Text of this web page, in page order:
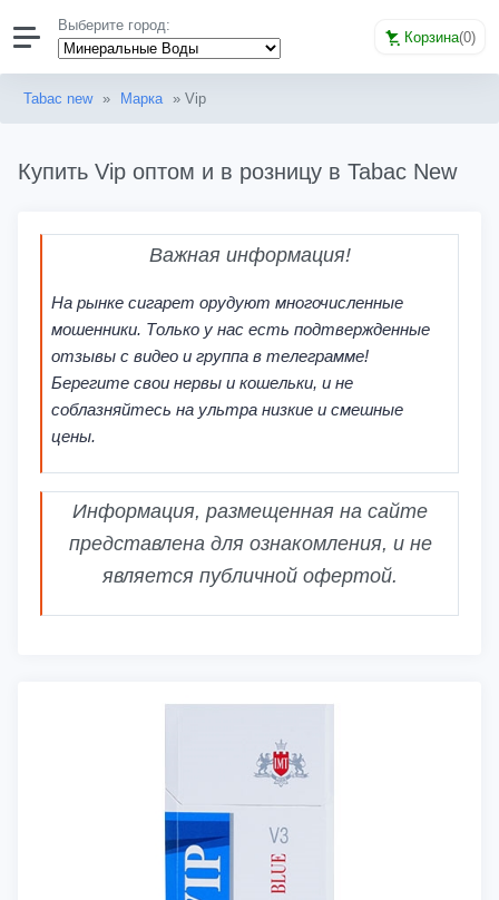
Выберите город:
Корзина(0)
Tabac new » Марка » Vip
Купить Vip оптом и в розницу в Tabac New
Важная информация!
На рынке сигарет орудуют многочисленные
мошенники. Только у нас есть подтвержденные
отзывы с видео и группа в телеграмме!
Берегите свои нервы и кошельки, и не
соблазняйтесь на ультра низкие и смешные
цены.
Информация, размещенная на сайте
представлена для ознакомления, и не
является публичной офертой.